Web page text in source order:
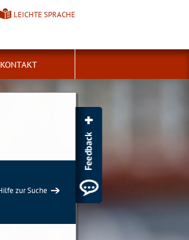
LEICHTE SPRACHE
KONTAKT
zur Suche